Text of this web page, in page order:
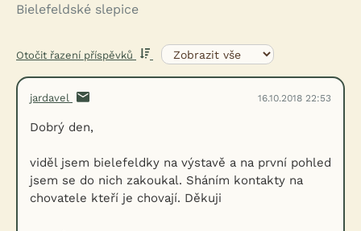
Bielefeldské slepice
Otočit řazení příspěvků
jardavel 16.10.2018 22:53
Dobrý den,
viděl jsem bielefeldky na výstavě a na první pohled
jsem se do nich zakoukal. Sháním kontakty na
chovatele kteří je chovají. Děkuji